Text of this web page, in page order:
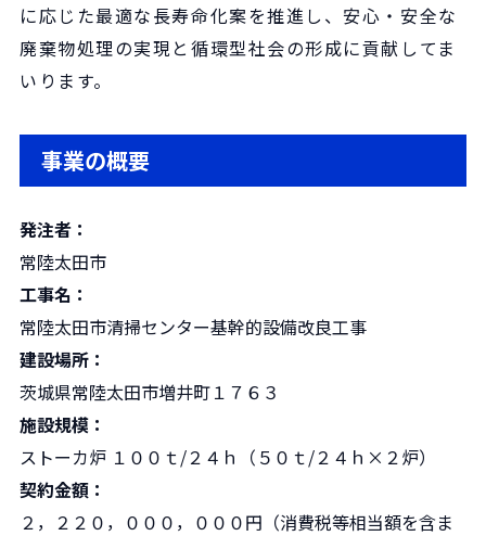
に応じた最適な長寿命化案を推進し、安心・安全な
廃棄物処理の実現と循環型社会の形成に貢献してま
いります。
事業の概要
発注者 ：
常陸太田市
工事名 ：
常陸太田市清掃センター基幹的設備改良工事
建設場所 ：
茨城県常陸太田市増井町１７６３
施設規模 ：
ストーカ炉 １００ｔ/２４ｈ（５０ｔ/２４ｈ×２炉）
契約金額 ：
２，２２０，０００，０００円（消費税等相当額を含ま